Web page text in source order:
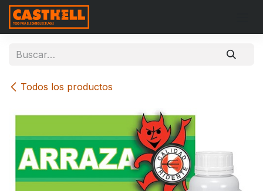
Ir al contenido
Todos los productos